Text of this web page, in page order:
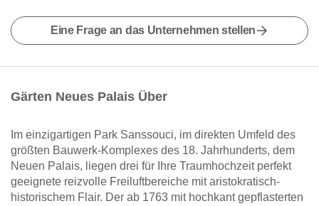
Eine Frage an das Unternehmen stellen
Gärten Neues Palais Über
Im einzigartigen Park Sanssouci, im direkten Umfeld des
größten Bauwerk-Komplexes des 18. Jahrhunderts, dem
Neuen Palais, liegen drei für Ihre Traumhochzeit perfekt
geeignete reizvolle Freiluftbereiche mit aristokratisch-
historischem Flair. Der ab 1763 mit hochkant gepflasterten